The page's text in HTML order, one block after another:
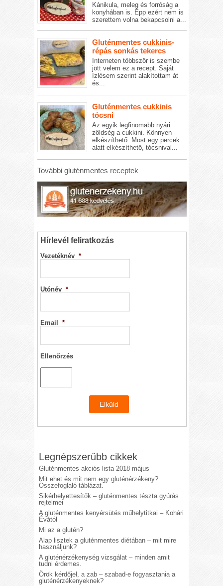
Kánikula, meleg és forróság a
konyhában is. Épp ezért nem is
szerettem volna bekapcsolni a...
Gluténmentes cukkinis-
répás sonkás tekercs
Interneten többször is szembe
jött velem ez a recept. Saját
ízlésem szerint alakítottam át
és...
Gluténmentes cukkinis
tócsni
Az egyik legfinomabb nyári
zöldség a cukkini. Könnyen
elkészíthető. Most egy percek
alatt elkészíthető, tócsnival...
További gluténmentes receptek
Hírlevél feliratkozás
Vezetéknév *
Utónév *
Email *
Ellenőrzés
Legnépszerűbb cikkek
Gluténmentes akciós lista 2018 május
Mit ehet és mit nem egy gluténérzékeny?
Összefoglaló táblázat.
Sikérhelyettesítők – gluténmentes tészta gyúrás
rejtelmei
A gluténmentes kenyérsütés műhelytitkai – Kohári
Évától
Mi az a glutén?
Alap lisztek a gluténmentes diétában – mit mire
használjunk?
A gluténérzékenység vizsgálat – minden amit
tudni érdemes.
Örök kérdőjel, a zab – szabad-e fogyasztania a
gluténérzékenyeknek?